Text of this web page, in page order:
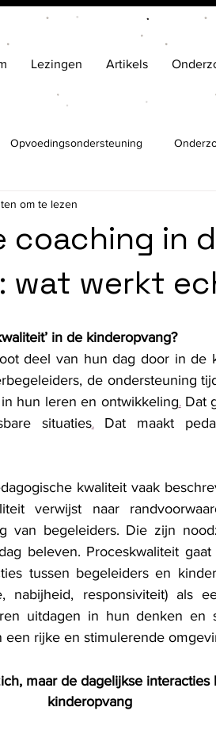
Lezingen Artikels
Opvoedingsondersteuning
coaching in
wat werkt
om te lezen
in de kinderopvang?
deel van hun dag door in de
de ondersteuning
hun leren en ontwikkeling. Dat
situaties. Dat maakt
kwaliteit vaak
verwijst naar
van begeleiders. Die zijn
beleven. Proceskwaliteit
tussen begeleiders en
nabijheid, responsiviteit) als
uitdagen in hun denken en
rijke en stimulerende
maar de dagelijkse
kinderopvang